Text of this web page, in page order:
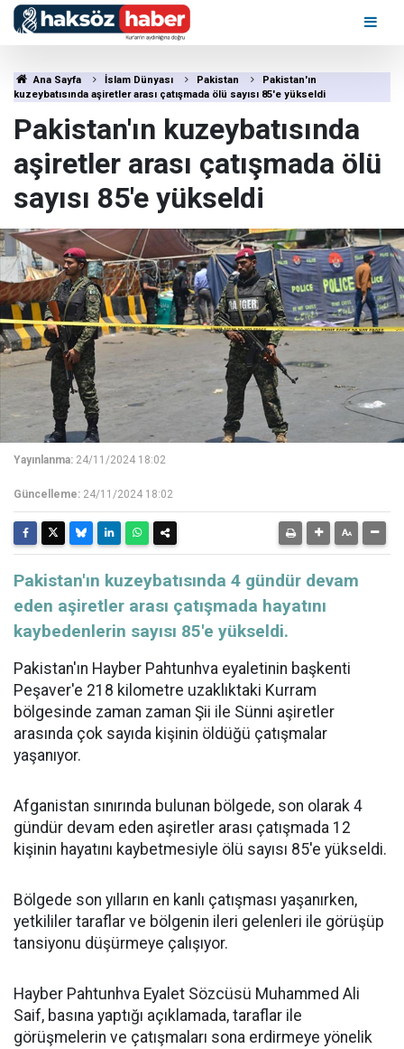
Ana Sayfa İslam Dünyası Pakistan
Pakistan'ın
kuzeybatısında aşiretler arası çatışmada ölü sayısı 85'e yükseldi
Pakistan'ın kuzeybatısında
aşiretler arası çatışmada ölü
sayısı 85'e yükseldi
Yayınlanma: 24/11/2024 18:02
Güncelleme: 24/11/2024 18:02
​​​​​​​Pakistan'ın kuzeybatısında 4 gündür devam
eden aşiretler arası çatışmada hayatını
kaybedenlerin sayısı 85'e yükseldi.
Pakistan'ın Hayber Pahtunhva eyaletinin başkenti
Peşaver'e 218 kilometre uzaklıktaki Kurram
bölgesinde zaman zaman Şii ile Sünni aşiretler
arasında çok sayıda kişinin öldüğü çatışmalar
yaşanıyor.
Afganistan sınırında bulunan bölgede, son olarak 4
gündür devam eden aşiretler arası çatışmada 12
kişinin hayatını kaybetmesiyle ölü sayısı 85'e yükseldi.
Bölgede son yılların en kanlı çatışması yaşanırken,
yetkililer taraflar ve bölgenin ileri gelenleri ile görüşüp
tansiyonu düşürmeye çalışıyor.
Hayber Pahtunhva Eyalet Sözcüsü Muhammed Ali
Saif, basına yaptığı açıklamada, taraflar ile
görüşmelerin ve çatışmaları sona erdirmeye yönelik